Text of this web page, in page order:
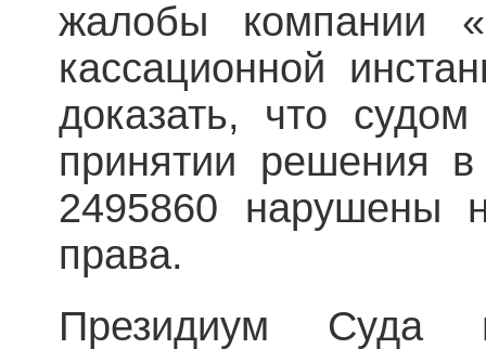
жалобы
кассационной
доказать, что
принятии решения
2495860 нарушены
права.
Президиум Суда